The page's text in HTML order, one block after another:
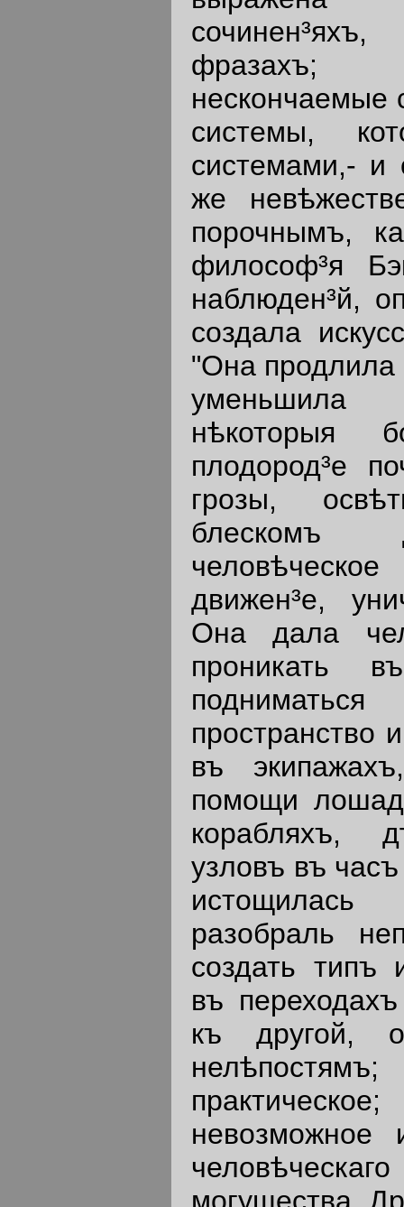
фразахъ;
нескончаемые
системы,
системами,- и
же
порочнымъ,
философ³я
наблюден³й,
создала
"Она продлила
уменьшила
нѣкоторыя
плодород³е
грозы,
блескомъ
движен³е,
Она дала
проникать
пространство
въ
помощи
корабляхъ,
узловъ въ
разобраль
создать типъ
въ
къ другой,
невозможное